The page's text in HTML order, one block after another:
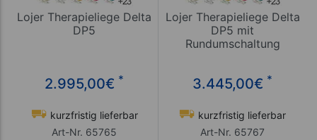
Lojer Therapieliege Delta
DP5
2.995,00€ *
kurzfristig lieferbar
Art-Nr. 65765
Lojer Therapieliege Delta
DP5 mit
Rundumschaltung
3.445,00€ *
kurzfristig lieferbar
Art-Nr. 65767